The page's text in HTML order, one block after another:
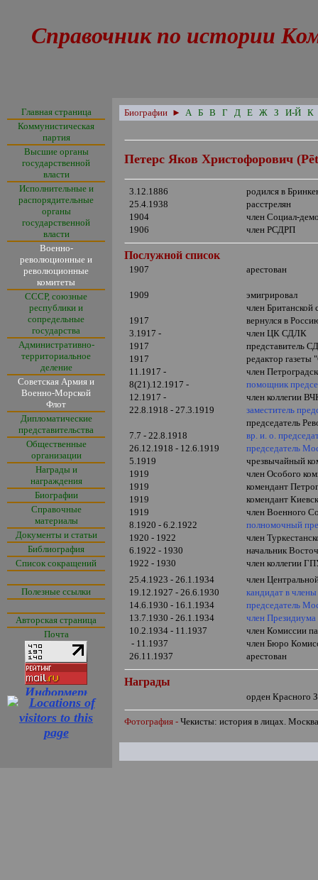
Справочник по истории
Главная страница
Коммунистическая
партия
Высшие органы
государственной
власти
Исполнительные и
распорядительные
органы
государственной
власти
Военно-
революционные и
революционные
комитеты
СССР, союзные
республики и
сопредельные
государства
Административно-
территориальное
деление
Советская Армия и
Военно-Морской
Флот
Дипломатические
представительства
Общественные
организации
Награды и
награждения
Биографии
Справочные
материалы
Документы и статьи
Библиография
Список сокращений
Полезные ссылки
Авторская страница
Почта
Биографии ► А Б В Г Д Е Ж З И-Й К
Петерс Яков Христофорович (Pē
3.12.1886
родился в
25.4.1938
расстрелян
1904
член Социал-
1906
член РСДРП
Послужной список
1907 арестован
1909
эмигрировал
член Британской
1917
вернулся в
3.1917 -
член ЦК СДЛК
1917
представитель
1917
редактор газеты "
11.1917 -
член
8(21).12.1917 -
помощник
12.1917 -
член коллегии
22.8.1918 - 27.3.1919
заместитель
председатель
7.7 - 22.8.1918
вр. и. о.
26.12.1918 - 12.6.1919
председатель
5.1919
чрезвычайный
1919
член Особого
1919
комендант
1919
комендант
1919
член Военного
8.1920 - 6.2.1922
полномочный
1920 - 1922
член
6.1922 - 1930
начальник
1922 - 1930
член коллегии
25.4.1923 - 26.1.1934
член
19.12.1927 - 26.6.1930
кандидат в
14.6.1930 - 16.1.1934
председатель
13.7.1930 - 26.1.1934
член
10.2.1934 - 11.1937
член Комиссии
- 11.1937
член Бюро
26.11.1937
арестован
Награды
орден Красного
Фотография -Чекисты: история в лицах.